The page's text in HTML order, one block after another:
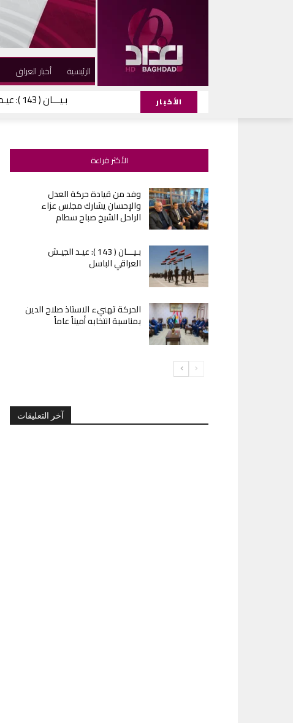
أخبار العراق الرئيسية
الأخبار بـيـــان ( 143 ): عيـد الجيـش العراقي الباسل
الأكثر قراءة
وفد من قيادة حركة العدل
والإحسان يشارك مجلس عزاء
الراحل الشيخ صباح سطام
بـيـــان ( 143 ): عيـد الجيـش
العراقي الباسل
الحركة تهنيء الاستاذ صلاح الدين
بمناسبة انتخابه أميناً عاماً
آخر التعليقات